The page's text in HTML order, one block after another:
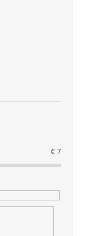
€ 7